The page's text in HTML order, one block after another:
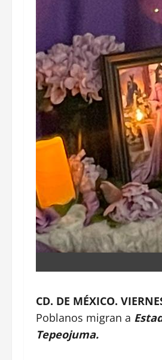
CD. DE MÉXICO.
Poblanos migran a
Tepeojuma.